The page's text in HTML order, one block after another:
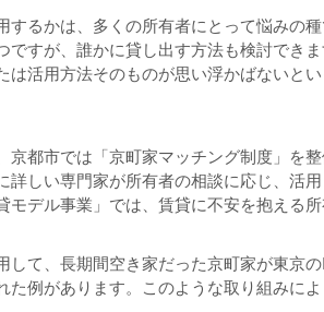
するかは、多くの所有者にとって悩みの
ですが、誰かに貸し出す方法も検討でき
は活用方法そのものが思い浮かばないと
京都市では「京町家マッチング制度」を
詳しい専門家が所有者の相談に応じ、活
モデル事業」では、賃貸に不安を抱える
して、長期間空き家だった京町家が東京
た例があります。このような取り組みに